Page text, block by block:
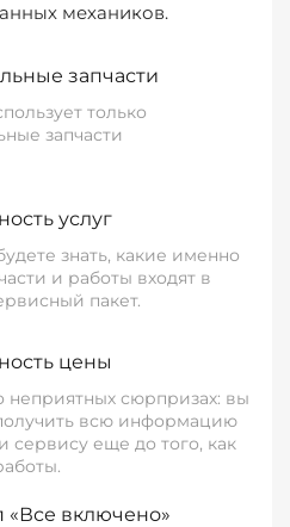
механиков.
запчасти
только
запчасти
услуг
знать, какие именно
и работы входят в
пакет.
цены
неприятных сюрпризах: вы
всю информацию
сервису еще до того, как
включено»